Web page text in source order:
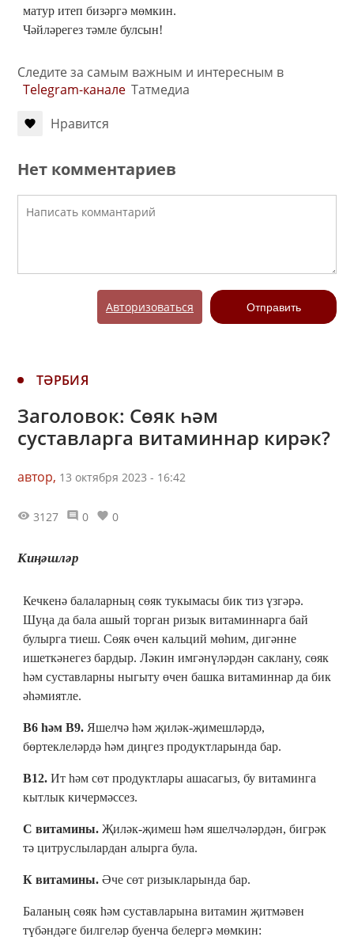
матур итеп бизәргә мөмкин.
Чәйләрегез тәмле булсын!
Следите за самым важным и интересным в
Telegram-канале Татмедиа
Нравится
Нет комментариев
Авторизоваться Отправить
ТӘРБИЯ
Заголовок: Cөяк һәм
суставларга витаминнар кирәк?
автор, 13 октября 2023 - 16:42
3127 0 0
Киңәшләр
Кечкенә балаларның сөяк тукымасы бик тиз үзгәрә.
Шуңа да бала ашый торган ризык витаминнарга бай
булырга тиеш. Сөяк өчен кальций мөһим, дигәнне
ишеткәнегез бардыр. Ләкин имгәнүләрдән саклану, сөяк
һәм суставларны ныгыту өчен башка витаминнар да бик
әһәмиятле.
В6 һәм В9. Яшелчә һәм җиләк-җимешләрдә,
бөртеклеләрдә һәм диңгез продуктларында бар.
В12. Ит һәм сөт продуктлары ашасагыз, бу витаминга
кытлык кичермәссез.
С витамины. Җиләк-җимеш һәм яшелчәләрдән, бигрәк
тә цитруслылардан алырга була.
К витамины. Әче сөт ризыкларында бар.
Баланың сөяк һәм суставларына витамин җитмәвен
түбәндәге билгеләр буенча белергә мөмкин: